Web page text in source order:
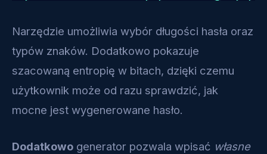
Narzędzie umożliwia wybór długości hasła oraz
typów znaków. Dodatkowo pokazuje
szacowaną entropię w bitach, dzięki czemu
użytkownik może od razu sprawdzić, jak
mocne jest wygenerowane hasło.
Dodatkowo generator pozwala wpisać własne